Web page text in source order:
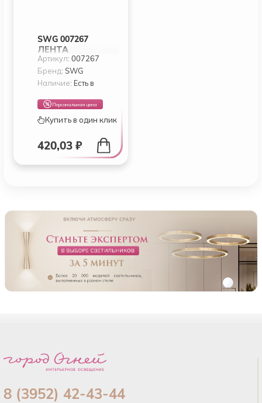
SWG 007267
ЛЕНТА
СВЕТОДИОДНАЯ
SWG SWG560
Артикул:007267
Бренд:SWG
Наличие: Есть в
Персональная цена
Купить в один клик
420,03 ₽
8 (3952) 42-43-44